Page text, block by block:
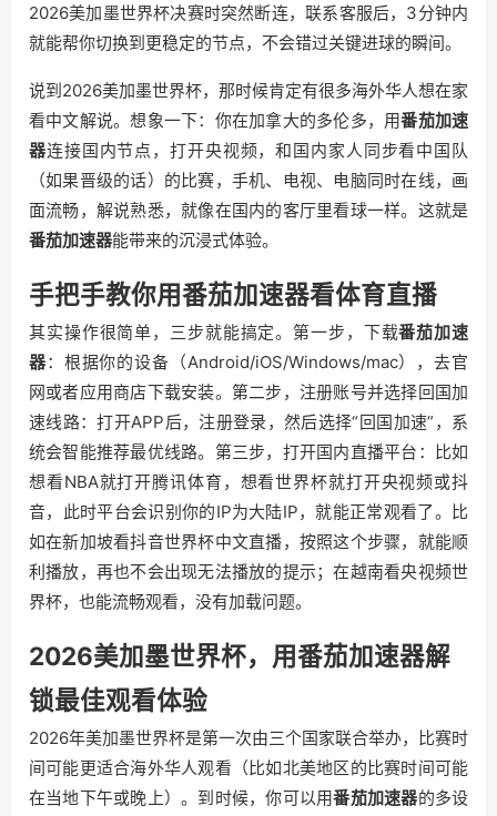
2026美加墨世界杯决赛时突然断连，联系客服后，3分钟内
就能帮你切换到更稳定的节点，不会错过关键进球的瞬间。
说到2026美加墨世界杯，那时候肯定有很多海外华人想在家
看中文解说。想象一下：你在加拿大的多伦多，用番茄加速
器连接国内节点，打开央视频，和国内家人同步看中国队
（如果晋级的话）的比赛，手机、电视、电脑同时在线，画
面流畅，解说熟悉，就像在国内的客厅里看球一样。这就是
番茄加速器能带来的沉浸式体验。
手把手教你用番茄加速器看体育直播
其实操作很简单，三步就能搞定。第一步，下载番茄加速
器：根据你的设备（Android/iOS/Windows/mac），去官
网或者应用商店下载安装。第二步，注册账号并选择回国加
速线路：打开APP后，注册登录，然后选择“回国加速”，系
统会智能推荐最优线路。第三步，打开国内直播平台：比如
想看NBA就打开腾讯体育，想看世界杯就打开央视频或抖
音，此时平台会识别你的IP为大陆IP，就能正常观看了。比
如在新加坡看抖音世界杯中文直播，按照这个步骤，就能顺
利播放，再也不会出现无法播放的提示；在越南看央视频世
界杯，也能流畅观看，没有加载问题。
2026美加墨世界杯，用番茄加速器解
锁最佳观看体验
2026年美加墨世界杯是第一次由三个国家联合举办，比赛时
间可能更适合海外华人观看（比如北美地区的比赛时间可能
在当地下午或晚上）。到时候，你可以用番茄加速器的多设